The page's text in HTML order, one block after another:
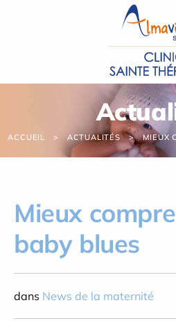
ACCUEIL ACTUALITÉS MIEUX
Mieux
baby blues
dans News de la maternité
Panneau de gestion des cookies